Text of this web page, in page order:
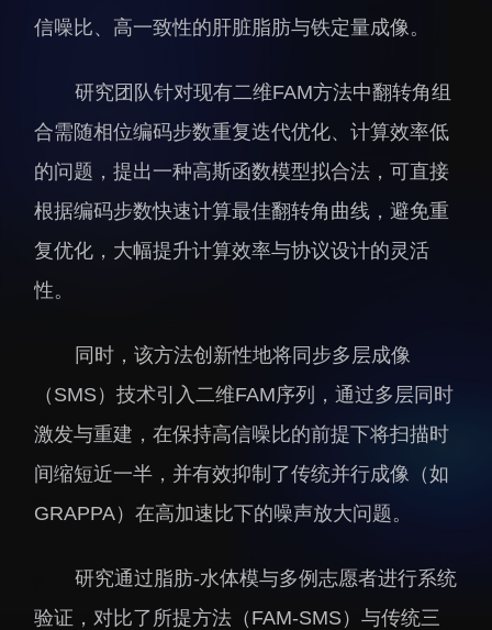
档案频道
科学普及
先进视界
教育概况
信噪比、高一致性的肝脏脂肪与铁定量成像。
研究团队针对现有二维FAM方法中翻转角组
合需随相位编码步数重复迭代优化、计算效率低
的问题，提出一种高斯函数模型拟合法，可直接
根据编码步数快速计算最佳翻转角曲线，避免重
复优化，大幅提升计算效率与协议设计的灵活
性。
同时，该方法创新性地将同步多层成像
（SMS）技术引入二维FAM序列，通过多层同时
激发与重建，在保持高信噪比的前提下将扫描时
间缩短近一半，并有效抑制了传统并行成像（如
GRAPPA）在高加速比下的噪声放大问题。
研究通过脂肪‐水体模与多例志愿者进行系统
验证，对比了所提方法（FAM-SMS）与传统三